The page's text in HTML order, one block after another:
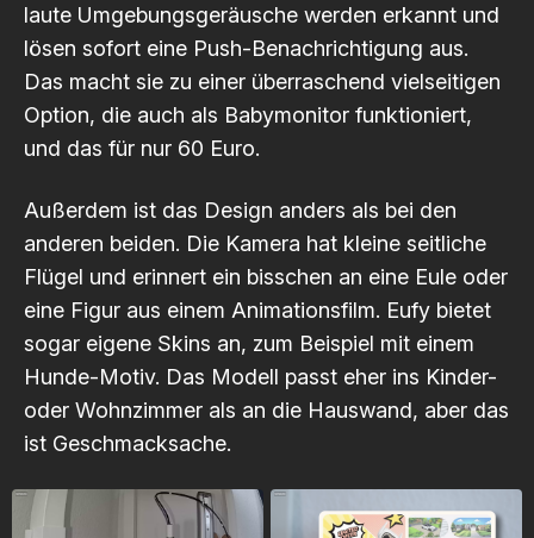
laute Umgebungsgeräusche werden erkannt und
lösen sofort eine Push-Benachrichtigung aus.
Das macht sie zu einer überraschend vielseitigen
Option, die auch als Babymonitor funktioniert,
und das für nur 60 Euro.
Außerdem ist das Design anders als bei den
anderen beiden. Die Kamera hat kleine seitliche
Flügel und erinnert ein bisschen an eine Eule oder
eine Figur aus einem Animationsfilm. Eufy bietet
sogar eigene Skins an, zum Beispiel mit einem
Hunde-Motiv. Das Modell passt eher ins Kinder-
oder Wohnzimmer als an die Hauswand, aber das
ist Geschmacksache.